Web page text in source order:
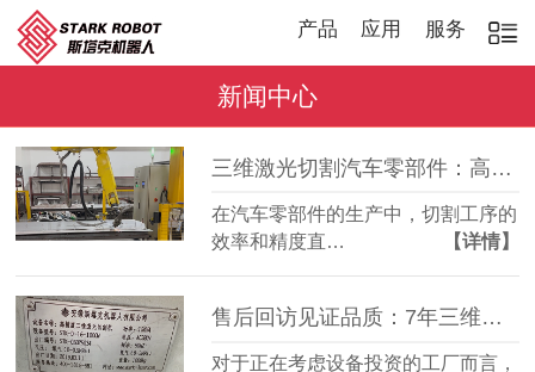
产品 应用 服务
新闻中心
三维激光切割汽车零部件：高效稳定，适配多品种加工
在汽车零部件的生产中，切割工序的
效率和精度直…
【详情】
售后回访见证品质：7年三维激光切割机，稳定如常
对于正在考虑设备投资的工厂而言，